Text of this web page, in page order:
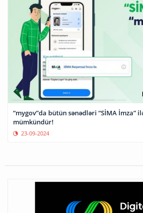
“mygov”da bütün sənədləri “SİMA İmza”
mümkündür!
23-09-2024